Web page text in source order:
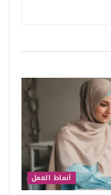
أنماط العمل